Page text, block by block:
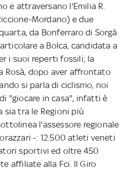
e attraversano l'Emilia R.
Mordano) e due
da Bonferraro di Sorgà
a Bolca, candidata a
i suoi reperti fossili; la
Rosà, dopo aver affrontato
si parla di ciclismo, noi
"giocare in casa", infatti è
sia tra le Regioni più
l'assessore regionale
-: 12.500 atleti veneti
sportivi ed oltre 450
affiliate alla Fci. Il Giro